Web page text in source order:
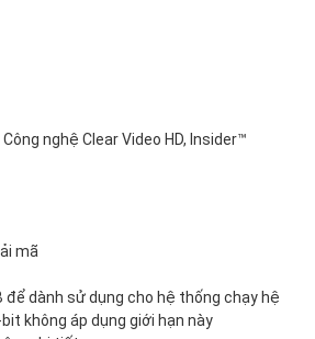
nghệ Clear Video HD, Insider™
mã
dành sử dụng cho hệ thống chạy hệ
không áp dụng giới hạn này